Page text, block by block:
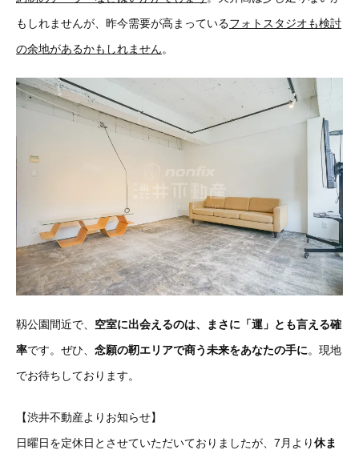
もしれませんが、昨今需要が高まっているフォトスタジオも検討
の余地があるかもしれません。
靱公園間近で、 空室に出会えるのは、まさに「運」とも言える確
率です。ぜひ、 念願の靭エリアで商う未来をあなたの手に。現地
でお待ちしております。
【渋井不動産よりお知らせ】
日曜日を定休日とさせていただいておりましたが、7月より休ま